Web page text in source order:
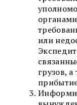
или
грузов,